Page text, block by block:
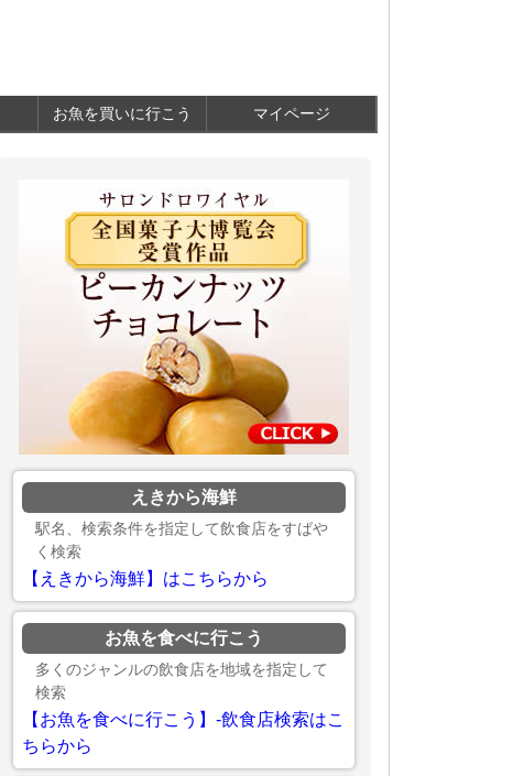
お魚を買いに行こう マイページ
えきから海鮮
駅名、検索条件を指定して飲食店をすばや
く検索
【えきから海鮮】はこちらから
お魚を食べに行こう
多くのジャンルの飲食店を地域を指定して
検索
【お魚を食べに行こう】-飲食店検索はこ
ちらから